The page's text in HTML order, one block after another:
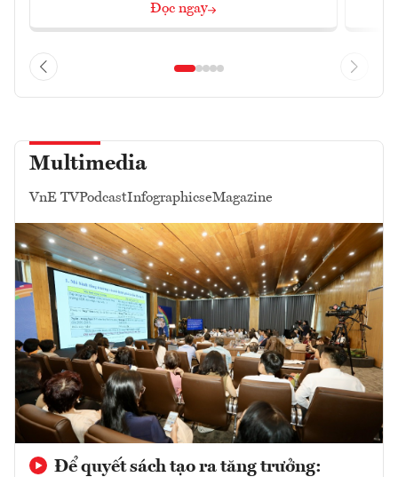
Đọc ngay
Multimedia
VnE TVPodcastInfographicseMagazine
Để quyết sách tạo ra tăng trưởng: